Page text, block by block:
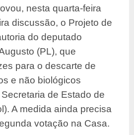
nesta quarta-feira
discussão, o Projeto de
do deputado
(PL), que
para o descarte de
e não biológicos
de Estado de
A medida ainda precisa
votação na Casa.